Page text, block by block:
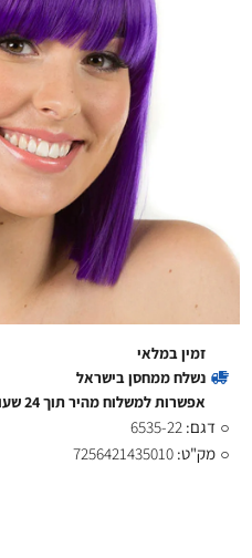
זמין במלאי
נשלח ממחסן בישראל
אפשרות למשלוח מהיר תוך 24 שעות באזורים נבחרים
דגם: 6535-22
מק"ט: 7256421435010